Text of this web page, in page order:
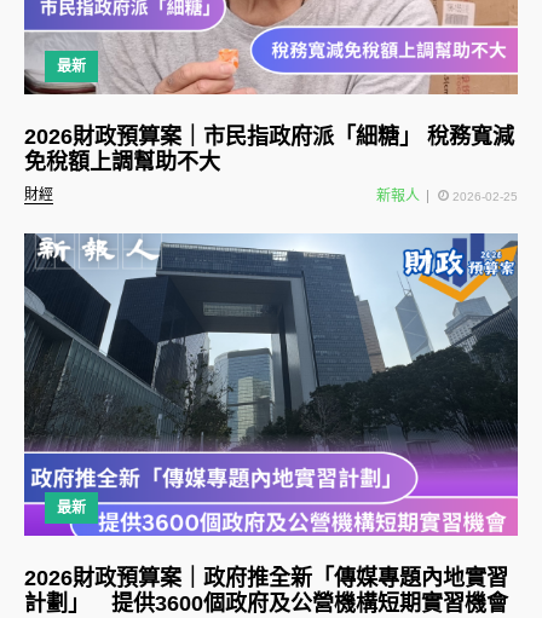
最新
財經
2026財政預算案｜市民指政府派「細糖」 稅務寬減
免稅額上調幫助不大
新報人 2026-02-25
最新
2026財政預算案｜政府推全新「傳媒專題內地實習
計劃」 提供3600個政府及公營機構短期實習機會